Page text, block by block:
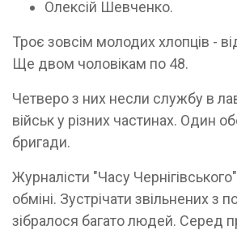
Олексій Шевченко.
Троє зовсім молодих хлопців -
Ще двом чоловікам по 48.
Четверо з них несли службу в
військ у різних частинах. Один
бригади.
Журналісти "Часу
обміні. Зустрічати звільнених з
зібралося багато людей. Серед